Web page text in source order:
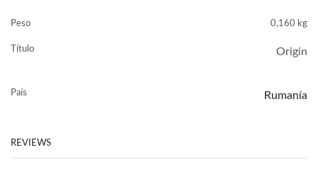
Peso 0,160 kg
Título Origin
País Rumanía
REVIEWS